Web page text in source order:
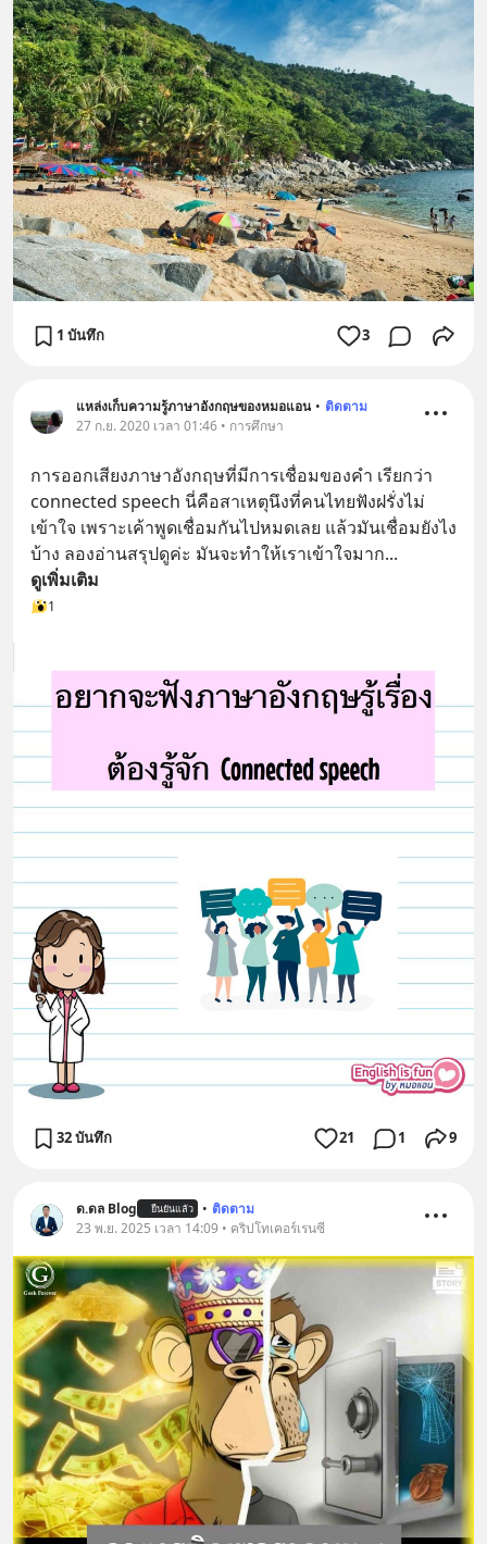
1 บันทึก 3
แหล่งเก็บความรู้ภาษาอังกฤษของหมอแอน • ติดตาม
27 ก.ย. 2020 เวลา 01:46 • การศึกษา
การออกเสียงภาษาอังกฤษที่มีการเชื่อมของคำ เรียกว่า
connected speech นี่คือสาเหตุนึงที่คนไทยฟังฝรั่งไม่
เข้าใจ เพราะเค้าพูดเชื่อมกันไปหมดเลย แล้วมันเชื่อมยังไง
บ้าง ลองอ่านสรุปดูค่ะ มันจะทำให้เราเข้าใจมาก...
ดูเพิ่มเติม
1
32 บันทึก 21 1 9
ด.ดล Blog ยืนยันแล้ว • ติดตาม
23 พ.ย. 2025 เวลา 14:09 • คริปโทเคอร์เรนซี